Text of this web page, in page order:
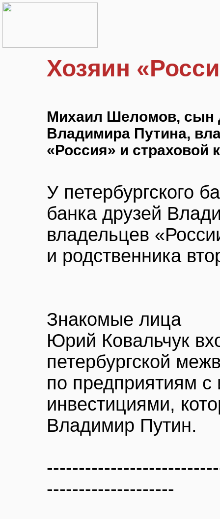
Хозяин
Михаил Шеломов, сын
Владимира Путина,
«Россия» и страховой
У петербургского
банка друзей
владельцев
и родственника
Знакомые лица
Юрий Ковальчук
петербургской
по предприятиям
инвестициями,
Владимир Путин.
--------------------